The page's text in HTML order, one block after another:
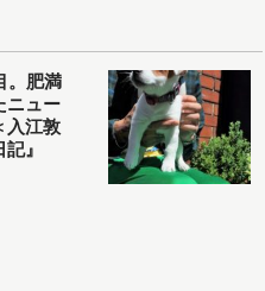
。肥満
ニュー
入江敦
』